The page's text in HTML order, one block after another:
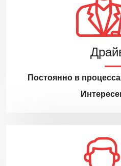
Постоянно в